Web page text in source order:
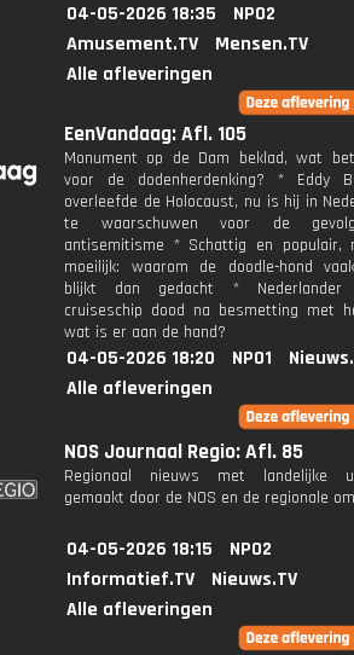
04-05-2026 18:35
NPO2
Amusement.TV
Mensen.TV
Alle afleveringen
EenVandaag: Afl. 105
Monument op de Dam beklad, wat
voor de dodenherdenking? * Eddy
overleefde de Holocaust, nu is hij in
te waarschuwen voor de
antisemitisme * Schattig en populair,
moeilijk: waarom de doodle-hond
blijkt dan gedacht *
cruiseschip dood na besmetting met
wat is er aan de hand?
04-05-2026 18:20 NPO1
Alle afleveringen
NOS Journaal Regio: Afl. 85
Regionaal nieuws met landelijke
gemaakt door de NOS en de regionale
04-05-2026 18:15
NPO2
Informatief.TV
Nieuws.TV
Alle afleveringen